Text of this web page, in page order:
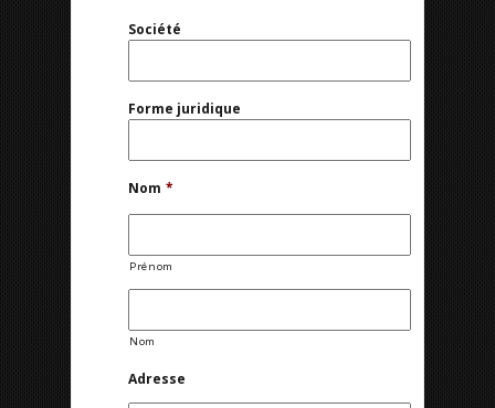
Société
Forme juridique
Nom *
Prénom
Nom
Adresse